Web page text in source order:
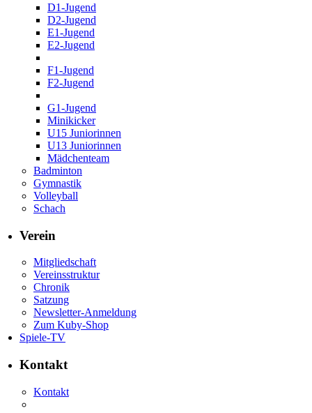
D1-Jugend
D2-Jugend
E1-Jugend
E2-Jugend
F1-Jugend
F2-Jugend
G1-Jugend
Minikicker
U15 Juniorinnen
U13 Juniorinnen
Mädchenteam
Badminton
Gymnastik
Volleyball
Schach
Verein
Mitgliedschaft
Vereinsstruktur
Chronik
Satzung
Newsletter-Anmeldung
Zum Kuby-Shop
Spiele-TV
Kontakt
Kontakt